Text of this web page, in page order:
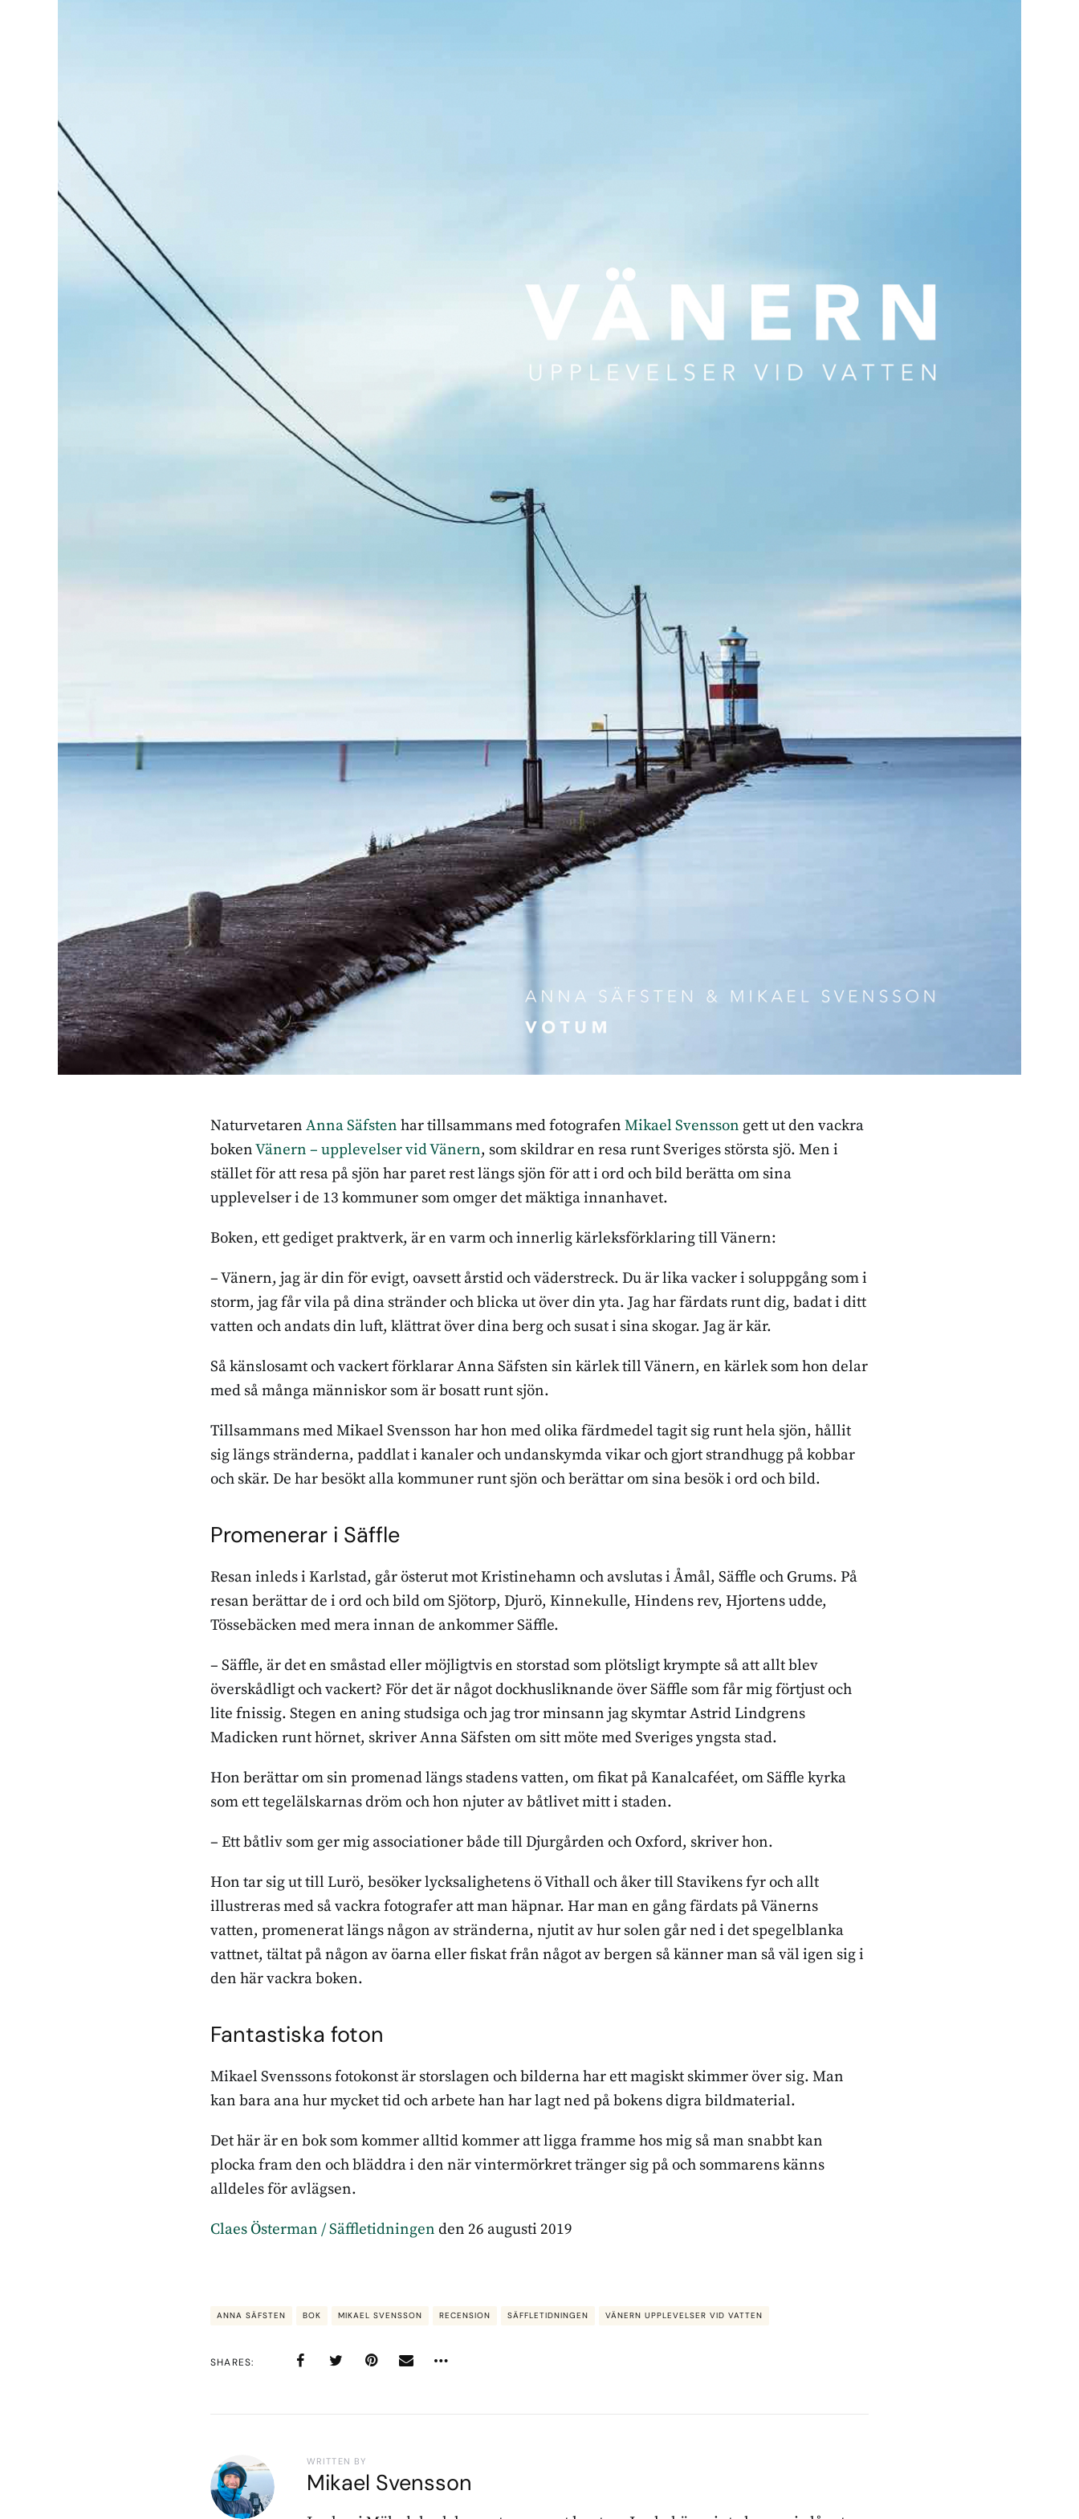
Naturvetaren Anna Säfsten har tillsammans med fotografen Mikael Svensson gett ut den vackra
bokenVänern – upplevelser vid Vänern, som skildrar en resa runt Sveriges största sjö. Men i
stället för att resa på sjön har paret rest längs sjön för att i ord och bild berätta om sina
upplevelser i de 13 kommuner som omger det mäktiga innanhavet.
Boken, ett gediget praktverk, är en varm och innerlig kärleksförklaring till Vänern:
– Vänern, jag är din för evigt, oavsett årstid och väderstreck. Du är lika vacker i soluppgång som i
storm, jag får vila på dina stränder och blicka ut över din yta. Jag har färdats runt dig, badat i ditt
vatten och andats din luft, klättrat över dina berg och susat i sina skogar. Jag är kär.
Så känslosamt och vackert förklarar Anna Säfsten sin kärlek till Vänern, en kärlek som hon delar
med så många människor som är bosatt runt sjön.
Tillsammans med Mikael Svensson har hon med olika färdmedel tagit sig runt hela sjön, hållit
sig längs stränderna, paddlat i kanaler och undanskymda vikar och gjort strandhugg på kobbar
och skär. De har besökt alla kommuner runt sjön och berättar om sina besök i ord och bild.
Promenerar i Säffle
Resan inleds i Karlstad, går österut mot Kristinehamn och avslutas i Åmål, Säffle och Grums. På
resan berättar de i ord och bild om Sjötorp, Djurö, Kinnekulle, Hindens rev, Hjortens udde,
Tössebäcken med mera innan de ankommer Säffle.
– Säffle, är det en småstad eller möjligtvis en storstad som plötsligt krympte så att allt blev
överskådligt och vackert? För det är något dockhusliknande över Säffle som får mig förtjust och
lite fnissig. Stegen en aning studsiga och jag tror minsann jag skymtar Astrid Lindgrens
Madicken runt hörnet, skriver Anna Säfsten om sitt möte med Sveriges yngsta stad.
Hon berättar om sin promenad längs stadens vatten, om fikat på Kanalcaféet, om Säffle kyrka
som ett tegelälskarnas dröm och hon njuter av båtlivet mitt i staden.
– Ett båtliv som ger mig associationer både till Djurgården och Oxford, skriver hon.
Hon tar sig ut till Lurö, besöker lycksalighetens ö Vithall och åker till Stavikens fyr och allt
illustreras med så vackra fotografer att man häpnar. Har man en gång färdats på Vänerns
vatten, promenerat längs någon av stränderna, njutit av hur solen går ned i det spegelblanka
vattnet, tältat på någon av öarna eller fiskat från något av bergen så känner man så väl igen sig i
den här vackra boken.
Fantastiska foton
Mikael Svenssons fotokonst är storslagen och bilderna har ett magiskt skimmer över sig. Man
kan bara ana hur mycket tid och arbete han har lagt ned på bokens digra bildmaterial.
Det här är en bok som kommer alltid kommer att ligga framme hos mig så man snabbt kan
plocka fram den och bläddra i den när vintermörkret tränger sig på och sommarens känns
alldeles för avlägsen.
Claes Österman / Säffletidningen den 26 augusti 2019
ANNA SÄFSTEN BOK MIKAEL SVENSSON RECENSION SÄFFLETIDNINGEN VÄNERN UPPLEVELSER VID VATTEN
SHARES
WRITTEN BY
Mikael Svensson